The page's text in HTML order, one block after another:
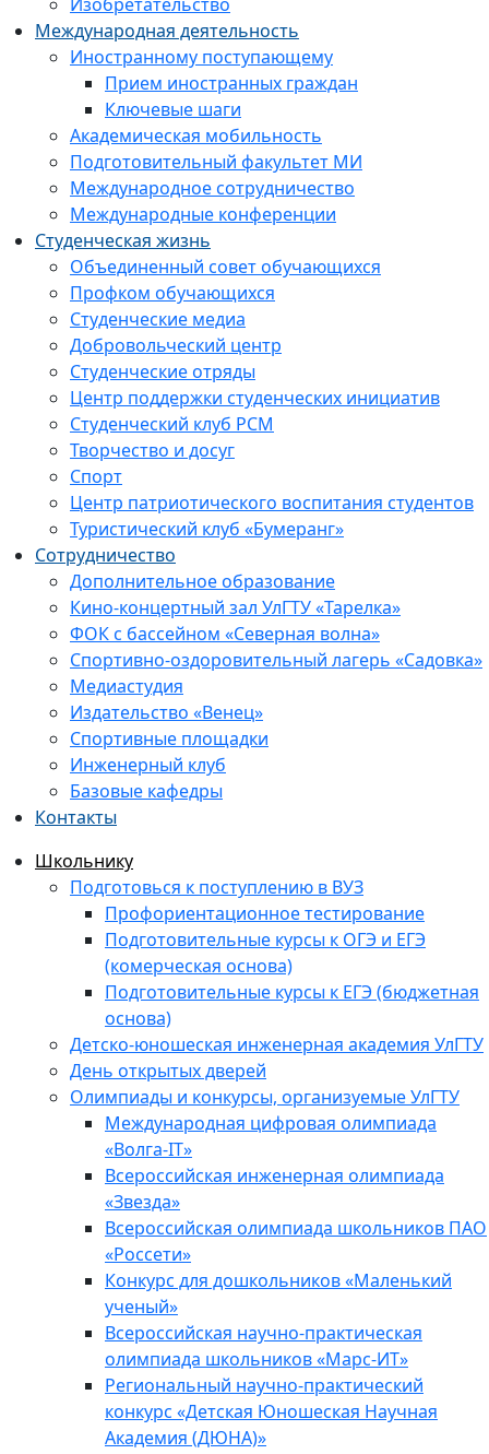
Международная деятельность
Иностранному поступающему
Прием иностранных граждан
Ключевые шаги
Академическая мобильность
Подготовительный факультет МИ
Международное сотрудничество
Международные конференции
Студенческая жизнь
Объединенный совет обучающихся
Профком обучающихся
Студенческие медиа
Добровольческий центр
Студенческие отряды
Центр поддержки студенческих инициатив
Студенческий клуб РСМ
Творчество и досуг
Спорт
Центр патриотического воспитания студентов
Туристический клуб «Бумеранг»
Сотрудничество
Дополнительное образование
Кино-концертный зал УлГТУ «Тарелка»
ФОК с бассейном «Северная волна»
Спортивно-оздоровительный лагерь «Садовка»
Медиастудия
Издательство «Венец»
Спортивные площадки
Инженерный клуб
Базовые кафедры
Контакты
Школьнику
Подготовься к поступлению в ВУЗ
Профориентационное тестирование
Подготовительные курсы к ОГЭ и ЕГЭ
(комерческая основа)
Подготовительные курсы к ЕГЭ (бюджетная
основа)
Детско-юношеская инженерная академия УлГТУ
День открытых дверей
Олимпиады и конкурсы, организуемые УлГТУ
Международная цифровая олимпиада
«Волга-IT»
Всероссийская инженерная олимпиада
«Звезда»
Всероссийская олимпиада школьников ПАО
«Россети»
Конкурс для дошкольников «Маленький
ученый»
Всероссийская научно-практическая
олимпиада школьников «Марс-ИТ»
Региональный научно-практический
конкурс «Детская Юношеская Научная
Академия (ДЮНА)»